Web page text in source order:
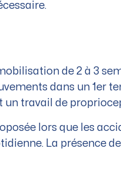
de 2 à 3
dans un 1er
un travail de
lors que les
La présence